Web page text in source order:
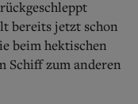
bereits jetzt schon
beim hektischen
Schiff zum anderen